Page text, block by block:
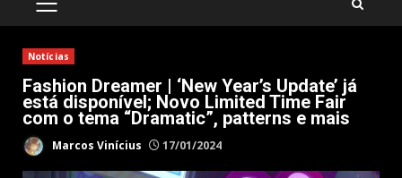
PRIMARY
Notícias
Fashion Dreamer | ‘New Year’s Update’ já
está disponível; Novo Limited Time Fair
com o tema “Dramatic”, patterns e mais
Marcos Vinícius 17/01/2024